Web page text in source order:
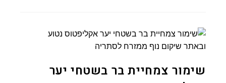
שימור צמחיית בר בשטחי יער